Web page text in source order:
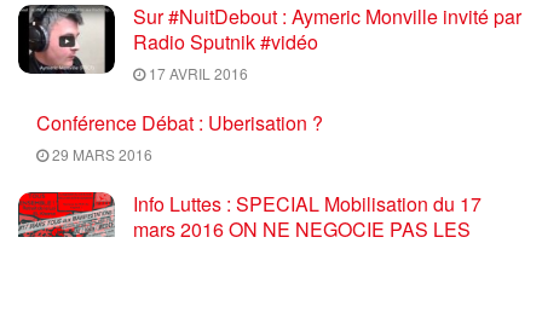
Sur #NuitDebout : Aymeric Monville invité par
Radio Sputnik #vidéo
17 AVRIL 2016
Conférence Débat : Uberisation ?
29 MARS 2016
Info Luttes : SPECIAL Mobilisation du 17
mars 2016 ON NE NEGOCIE PAS LES